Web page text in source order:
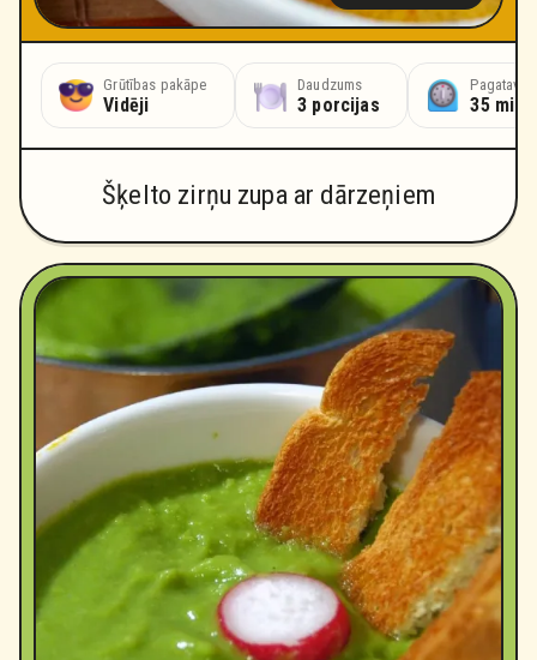
Grūtības pakāpe
Vidēji
Daudzums
3 porcijas 35
Šķelto zirņu zupa ar dārzeņiem